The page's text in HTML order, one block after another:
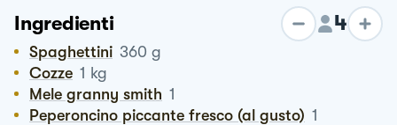
Ingredienti 4
Spaghettini 360 g
Cozze 1 kg
Mele granny smith 1
Peperoncino piccante fresco (al gusto) 1